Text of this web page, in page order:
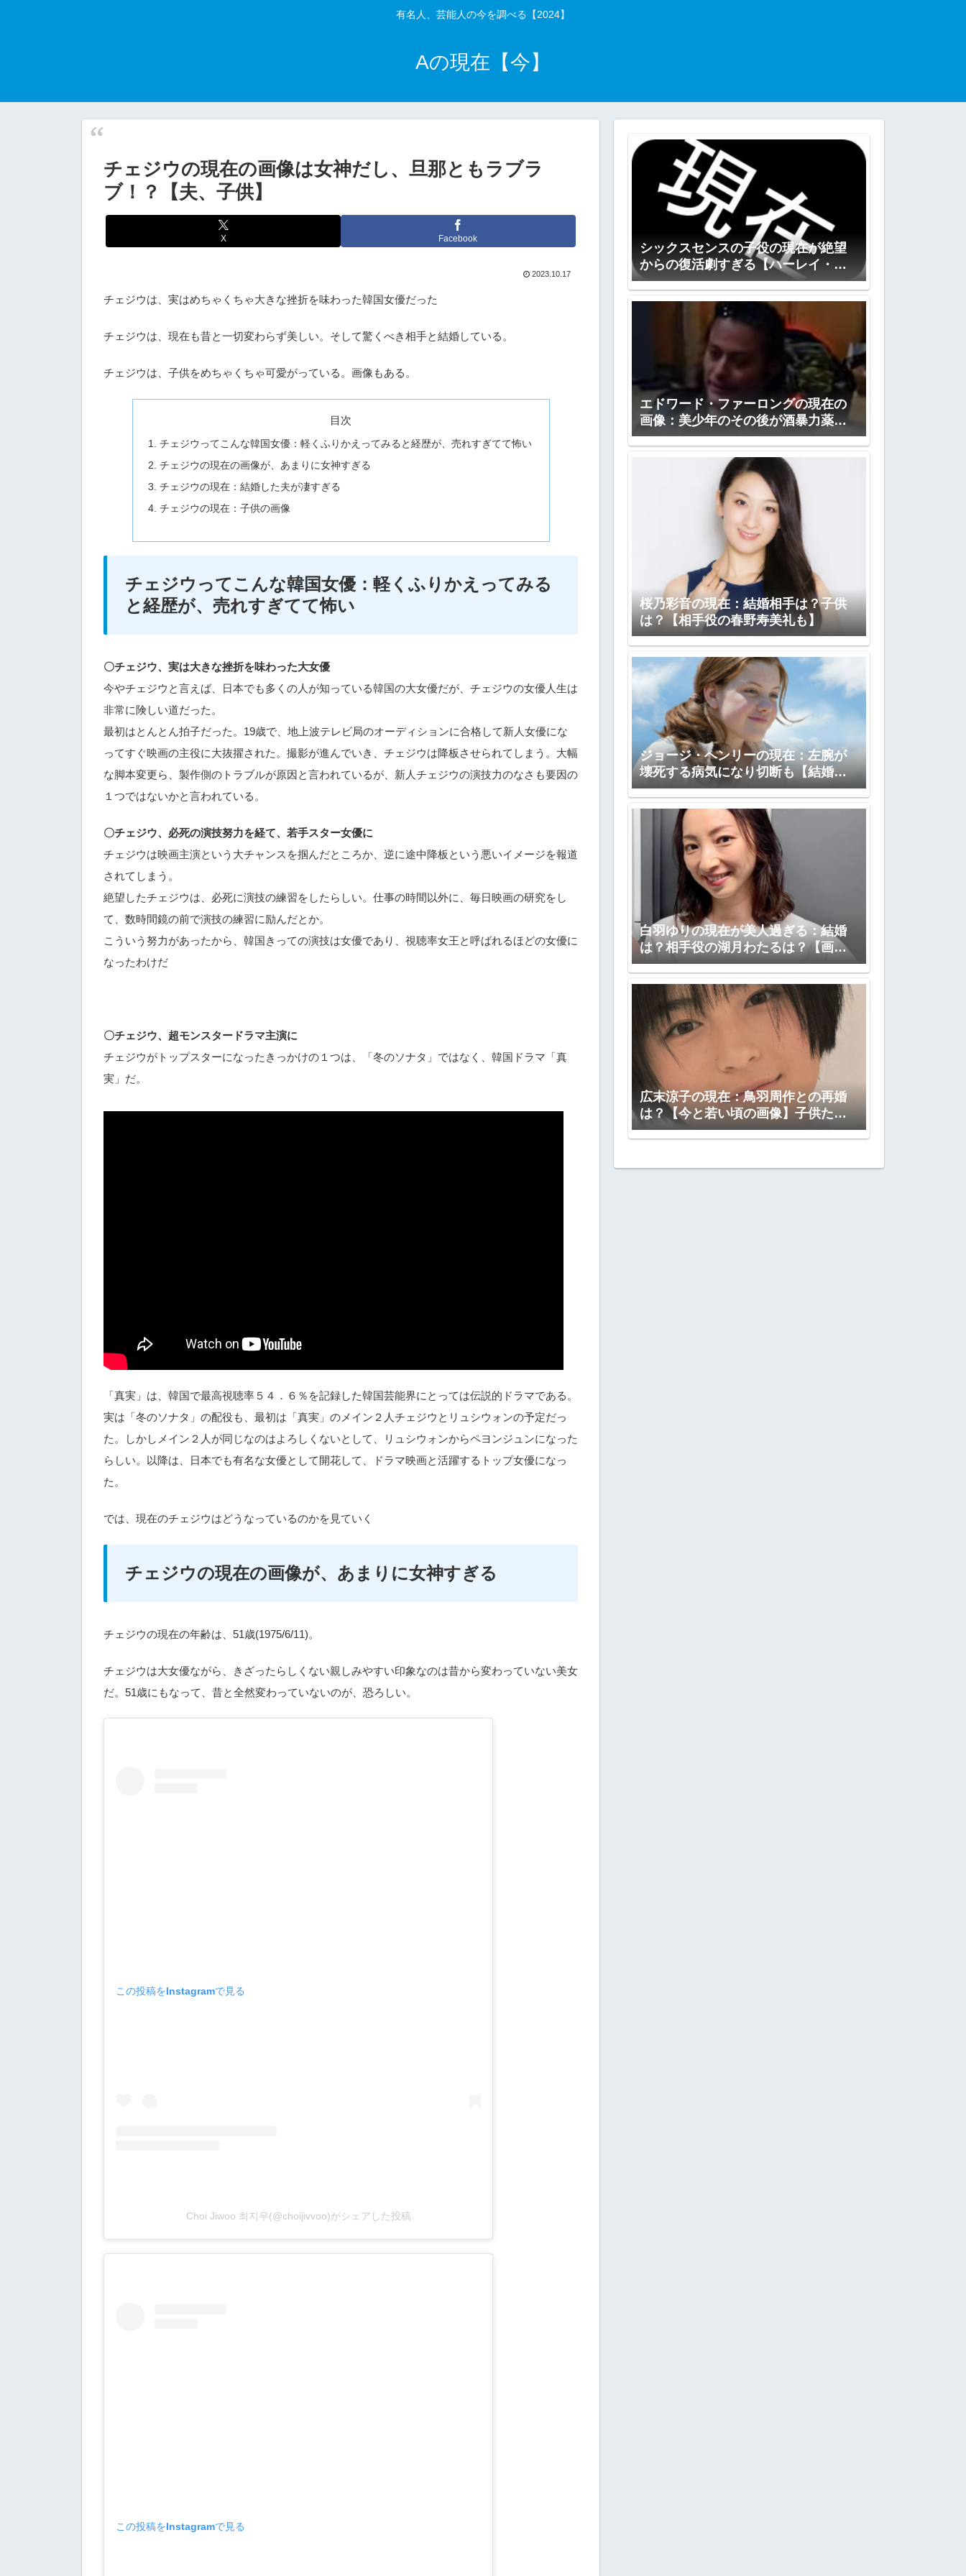
有名人、芸能人の今を調べる【2024】
Aの現在【今】
チェジウの現在の画像は女神だし、旦那ともラブラ
ブ！？【夫、子供】
X Facebook
2023.10.17
チェジウは、実はめちゃくちゃ大きな挫折を味わった韓国女優だった
チェジウは、現在も昔と一切変わらず美しい。そして驚くべき相手と結婚している。
チェジウは、子供をめちゃくちゃ可愛がっている。画像もある。
目次
チェジウってこんな韓国女優：軽くふりかえってみると経歴が、売れすぎてて怖い
チェジウの現在の画像が、あまりに女神すぎる
チェジウの現在：結婚した夫が凄すぎる
チェジウの現在：子供の画像
チェジウってこんな韓国女優：軽くふりかえってみる
と経歴が、売れすぎてて怖い
〇チェジウ、実は大きな挫折を味わった大女優
今やチェジウと言えば、日本でも多くの人が知っている韓国の大女優だが、チェジウの女優人生は
非常に険しい道だった。
最初はとんとん拍子だった。19歳で、地上波テレビ局のオーディションに合格して新人女優にな
ってすぐ映画の主役に大抜擢された。撮影が進んでいき、チェジウは降板させられてしまう。大幅
な脚本変更ら、製作側のトラブルが原因と言われているが、新人チェジウの演技力のなさも要因の
１つではないかと言われている。
〇チェジウ、必死の演技努力を経て、若手スター女優に
チェジウは映画主演という大チャンスを掴んだところか、逆に途中降板という悪いイメージを報道
されてしまう。
絶望したチェジウは、必死に演技の練習をしたらしい。仕事の時間以外に、毎日映画の研究をし
て、数時間鏡の前で演技の練習に励んだとか。
こういう努力があったから、韓国きっての演技は女優であり、視聴率女王と呼ばれるほどの女優に
なったわけだ
〇チェジウ、超モンスタードラマ主演に
チェジウがトップスターになったきっかけの１つは、「冬のソナタ」ではなく、韓国ドラマ「真
実」だ。
「真実」は、韓国で最高視聴率５４．６％を記録した韓国芸能界にとっては伝説的ドラマである。
実は「冬のソナタ」の配役も、最初は「真実」のメイン２人チェジウとリュシウォンの予定だっ
た。しかしメイン２人が同じなのはよろしくないとして、リュシウォンからペヨンジュンになった
らしい。以降は、日本でも有名な女優として開花して、ドラマ映画と活躍するトップ女優になっ
た。
では、現在のチェジウはどうなっているのかを見ていく
チェジウの現在の画像が、あまりに女神すぎる
チェジウの現在の年齢は、51歳(1975/6/11)。
チェジウは大女優ながら、きざったらしくない親しみやすい印象なのは昔から変わっていない美女
だ。51歳にもなって、昔と全然変わっていないのが、恐ろしい。
この投稿をInstagramで見る
Choi Jiwoo 최지우(@choijivvoo)がシェアした投稿
この投稿をInstagramで見る
シックスセンスの子役の現在が絶望
からの復活劇すぎる【ハーレイ・ジ
ョエル・オスメント】
エドワード・ファーロングの現在の
画像：美少年のその後が酒暴力薬物
【ジョンコナー】
桜乃彩音の現在：結婚相手は？子供
は？【相手役の春野寿美礼も】
ジョージ・ヘンリーの現在：左腕が
壊死する病気になり切断も【結婚、
子供】
白羽ゆりの現在が美人過ぎる：結婚
は？相手役の湖月わたるは？【画
像：夫、子供】
広末涼子の現在：鳥羽周作との再婚
は？【今と若い頃の画像】子供たち
は？